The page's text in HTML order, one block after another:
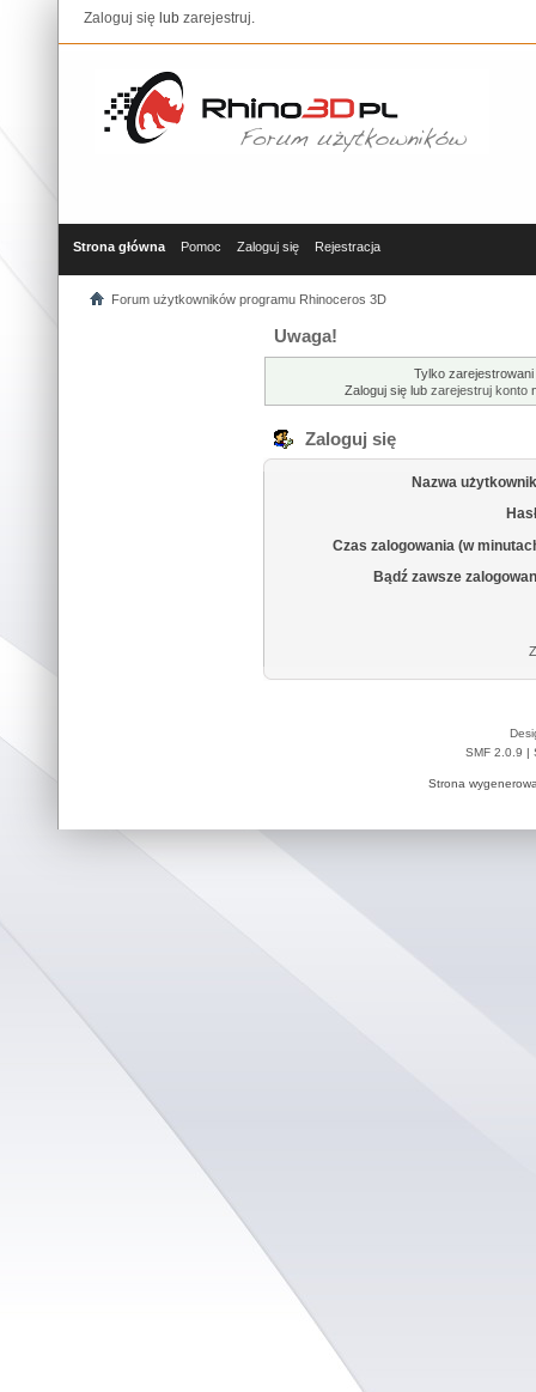
Zaloguj się lub zarejestruj.
Strona główna Pomoc Zaloguj się Rejestracja
Forum użytkowników programu Rhinoceros 3D
Uwaga!
Tylko
Zaloguj się lub zarejestruj konto
Zaloguj się
Nazwa
Czas zalogowania (w
Bądź zawsze
SMF 2.0.9
Strona